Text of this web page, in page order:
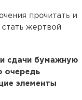
прочитать и
жертвой
сдачи бумажную
очередь
элементы